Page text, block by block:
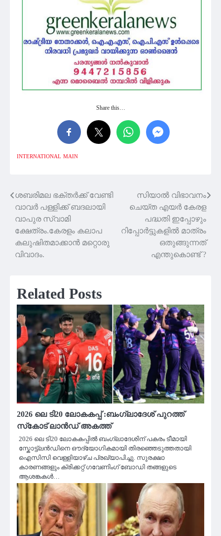
Share this…
INTERNATIONAL MAIN
Post
navigation
ശബരിമല ഭക്തർക്ക് വേണ്ടി
വാവർ പള്ളിക്ക് ബദലായി
വാപുര സ്വാമി
ക്ഷേത്രം.കേരളം കലാപ
കലുഷിതമാക്കാൻ മറ്റൊരു
വിവാദം.
സിയാൽ വിഭാവനം
ചെയ്‌ത എയർ കേരള
പദ്ധതി ഇപ്പോഴും
റിപ്പോർട്ടുകളിൽ മാത്രം
ഒതുങ്ങുന്നത്
എന്തുകൊണ്ട് ?
Related Posts
2026 ലെ ടി20 ലോകകപ്പ് :ബംഗ്ലാദേശ് പുറത്ത്
സ്‌കോട് ലാൻഡ് അകത്ത്
2026 ലെ ടി20 ലോകകപ്പിൽ ബംഗ്ലാദേശിന് പകരം ടീമായി
സ്കോട്ട്ലൻഡിനെ ഔദ്യോഗികമായി തിരഞ്ഞെടുത്തതായി
ഐസിസി വെള്ളിയാഴ്ച പ്രഖ്യാപിച്ചു. സുരക്ഷാ
കാരണങ്ങളും ക്രിക്കറ്റ് ഗവേണിംഗ് ബോഡി തങ്ങളുടെ
ആശങ്കകൾ…